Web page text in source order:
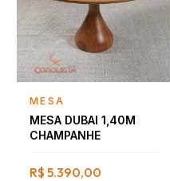
Falar com consultor
MESA
MESA DUBAI 1,40M
CHAMPANHE
R$ 5.390,00